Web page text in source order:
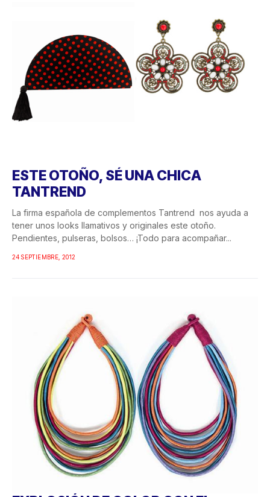
ESTE OTOÑO, SÉ UNA CHICA
TANTREND
La firma española de complementos Tantrend nos ayuda a
tener unos looks llamativos y originales este otoño.
Pendientes, pulseras, bolsos… ¡Todo para acompañar...
24 SEPTIEMBRE, 2012